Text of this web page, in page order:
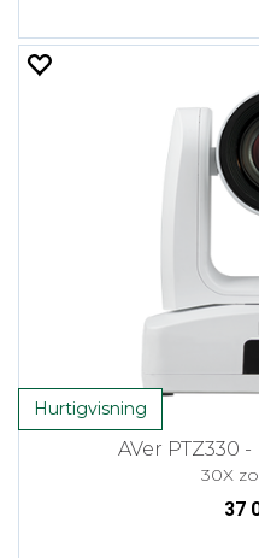
Hurtigvisning
AVer PTZ330
30X
37